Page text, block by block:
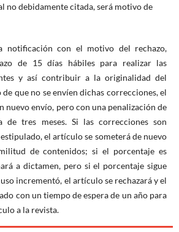
no debidamente citada, será motivo de
notificación con el motivo del rechazo,
de 15 días hábiles para realizar las
y así contribuir a la originalidad del
que no se envíen dichas correcciones, el
nuevo envío, pero con una penalización de
de tres meses. Si las correcciones son
el artículo se someterá de nuevo
de contenidos; si el porcentaje es
a dictamen, pero si el porcentaje sigue
incrementó, el artículo se rechazará y el
con un tiempo de espera de un año para
a la revista.